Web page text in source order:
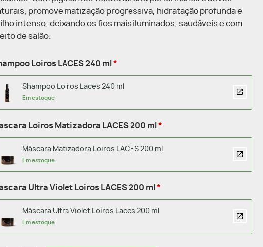
promove matização progressiva, hidratação profunda e
intenso, deixando os fios mais iluminados, saudáveis e com
de salão.
Loiros LACES 240 ml
Shampoo Loiros Laces 240 ml
Em estoque
Loiros Matizadora LACES 200 ml
Máscara Matizadora Loiros LACES 200 ml
Em estoque
Ultra Violet Loiros LACES 200 ml
Máscara Ultra Violet Loiros Laces 200 ml
Em estoque